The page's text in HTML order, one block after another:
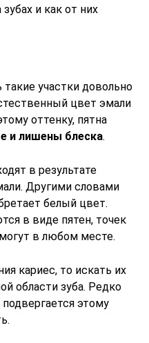
и как от них
участки довольно
цвет эмали
оттенку, пятна
и лишены блеска.
в результате
Другими словами
белый цвет.
в виде пятен, точек
в любом месте.
кариес, то искать их
области зуба. Редко
этому